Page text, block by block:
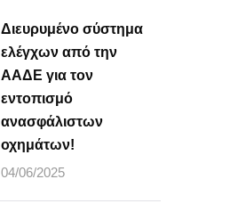
Διευρυμένο σύστημα
ελέγχων από την
ΑΑΔΕ για τον
εντοπισμό
ανασφάλιστων
οχημάτων!
04/06/2025